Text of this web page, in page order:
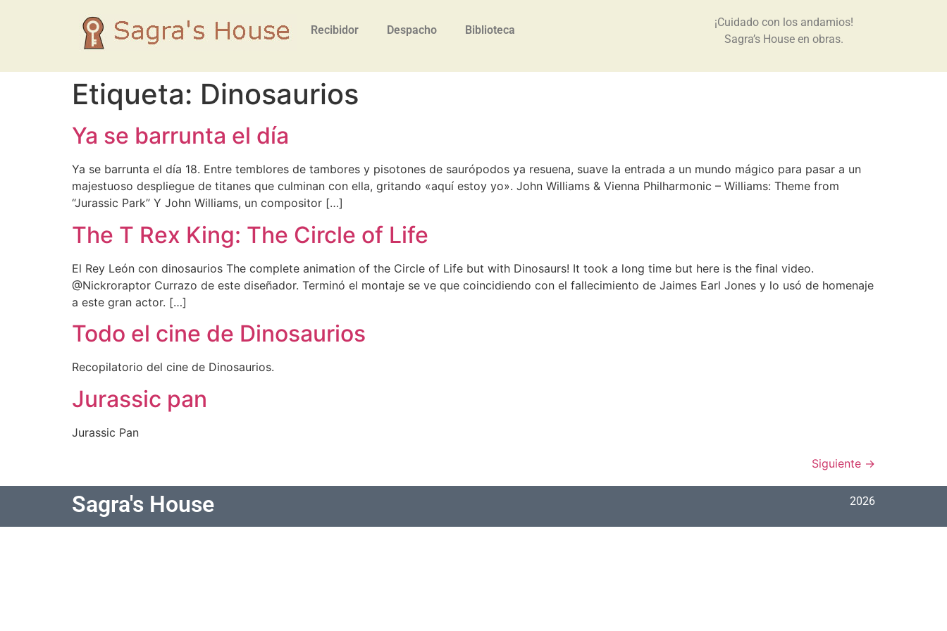
Recibidor Despacho Biblioteca
¡Cuidado con los andamios!
Sagra’s House en obras.
Etiqueta: Dinosaurios
Ya se barrunta el día
Ya se barrunta el día 18. Entre temblores de tambores y pisotones de saurópodos ya resuena, suave la entrada a un mundo mágico para pasar a un
majestuoso despliegue de titanes que culminan con ella, gritando «aquí estoy yo». John Williams & Vienna Philharmonic – Williams: Theme from
“Jurassic Park” Y John Williams, un compositor […]
The T Rex King: The Circle of Life
El Rey León con dinosaurios The complete animation of the Circle of Life but with Dinosaurs! It took a long time but here is the final video.
@Nickroraptor Currazo de este diseñador. Terminó el montaje se ve que coincidiendo con el fallecimiento de Jaimes Earl Jones y lo usó de homenaje
a este gran actor. […]
Todo el cine de Dinosaurios
Recopilatorio del cine de Dinosaurios.
Jurassic pan
Jurassic Pan
Siguiente →
Sagra's House 2026